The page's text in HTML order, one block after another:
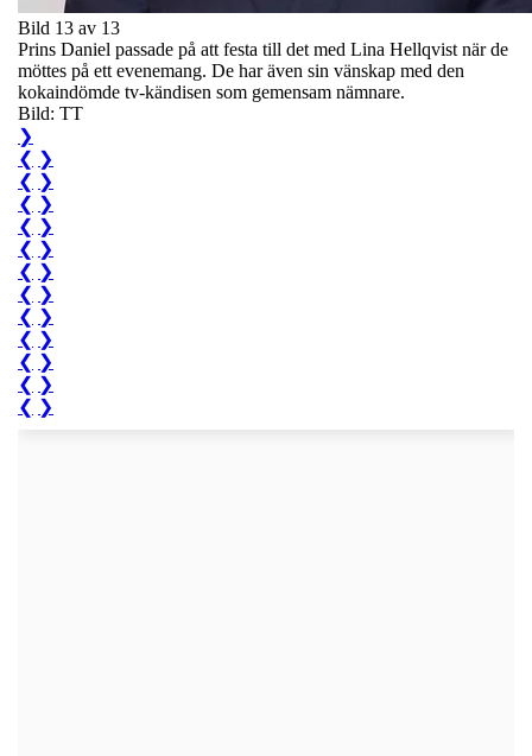
Bild 13 av 13
Prins Daniel passade på att festa till det med Lina Hellqvist när de
möttes på ett evenemang. De har även sin vänskap med den
kokaindömde tv-kändisen som gemensam nämnare.
Bild: TT
❯
❮ ❯
❮ ❯
❮ ❯
❮ ❯
❮ ❯
❮ ❯
❮ ❯
❮ ❯
❮ ❯
❮ ❯
❮ ❯
❮ ❯